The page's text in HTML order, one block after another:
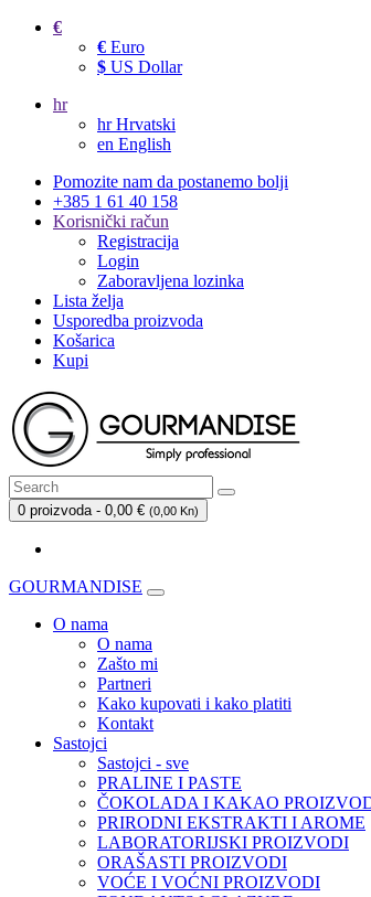
€
€ Euro
$ US Dollar
hr
hrHrvatski
en English
Pomozite nam da postanemo bolji
+385 1 61 40 158
Korisnički račun
Registracija
Login
Zaboravljena lozinka
Lista želja
Usporedba proizvoda
Košarica
Kupi
0 proizvoda - 0,00 € (0,00 Kn)
GOURMANDISE
O nama
O nama
Zašto mi
Partneri
Kako kupovati i kako platiti
Kontakt
Sastojci
Sastojci - sve
PRALINE I PASTE
ČOKOLADA I KAKAO
PRIRODNI EKSTRAKTI I AROME
LABORATORIJSKI PROIZVODI
ORAŠASTI PROIZVODI
VOĆE I VOĆNI PROIZVODI